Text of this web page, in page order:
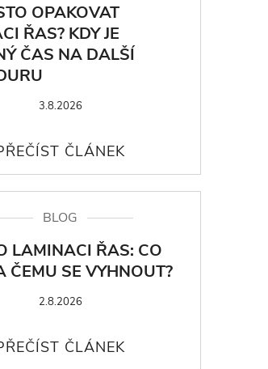
OPAKOVAT
ŘAS? KDY JE
ČAS NA DALŠÍ
3.8.2026
BLOG
LAMINACI ŘAS: CO
ČEMU SE VYHNOUT?
2.8.2026